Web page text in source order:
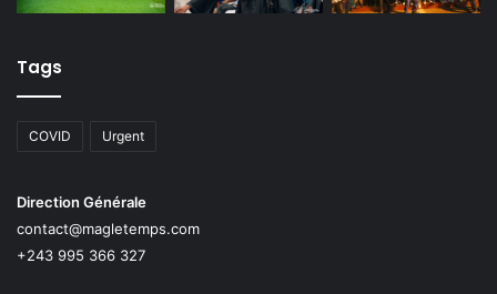
Tags
COVID Urgent
Direction Générale
contact@magletemps.com
+243 995 366 327